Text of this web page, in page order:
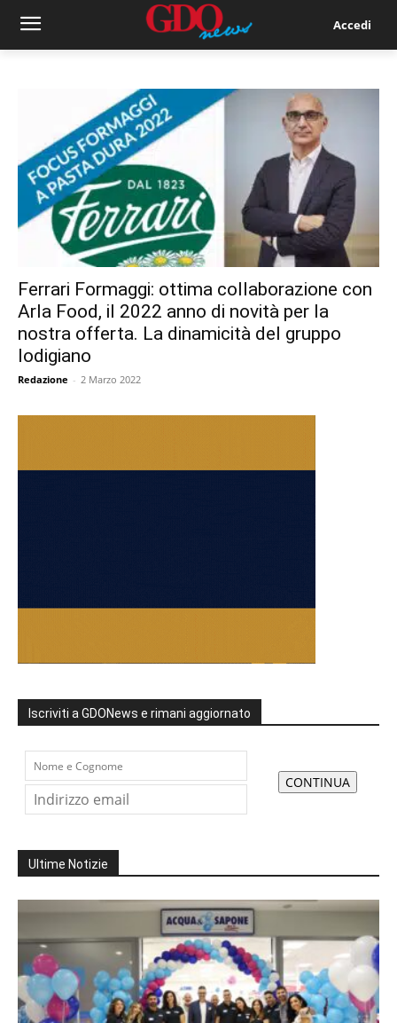
Accedi
Ferrari Formaggi: ottima collaborazione con
Arla Food, il 2022 anno di novità per la
nostra offerta. La dinamicità del gruppo
lodigiano
Redazione - 2 Marzo 2022
Iscriviti a GDONews e rimani aggiornato
Ultime Notizie